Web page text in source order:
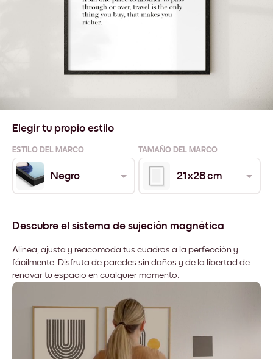
Elegir tu propio estilo
ESTILO DEL MARCO TAMAÑO DEL MARCO
Negro 21x28 cm
Descubre el sistema de sujeción magnética
Alinea, ajusta y reacomoda tus cuadros a la perfección y
fácilmente. Disfruta de paredes sin daños y de la libertad de
renovar tu espacio en cualquier momento.